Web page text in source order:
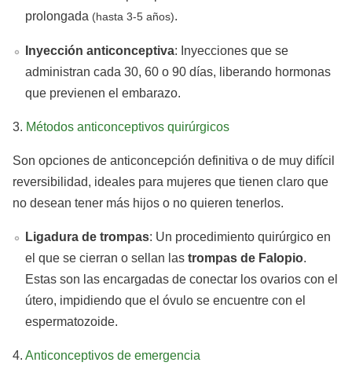
prolongada (hasta 3-5 años).
Inyección anticonceptiva: Inyecciones que se
administran cada 30, 60 o 90 días, liberando hormonas
que previenen el embarazo.
3. Métodos anticonceptivos quirúrgicos
Son opciones de anticoncepción definitiva o de muy difícil
reversibilidad, ideales para mujeres que tienen claro que
no desean tener más hijos o no quieren tenerlos.
Ligadura de trompas: Un procedimiento quirúrgico en
el que se cierran o sellan las trompas de Falopio.
Estas son las encargadas de conectar los ovarios con el
útero, impidiendo que el óvulo se encuentre con el
espermatozoide.
4. Anticonceptivos de emergencia